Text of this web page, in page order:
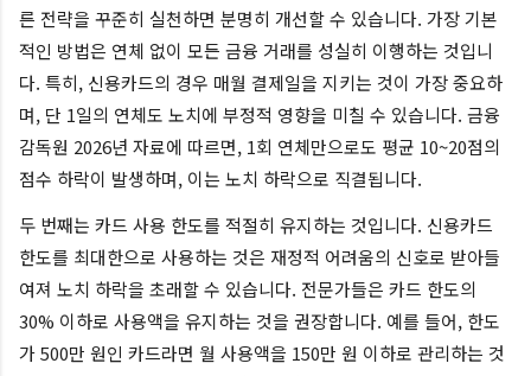
른 전략을 꾸준히 실천하면 분명히 개선할 수 있습니다. 가장 기본
적인 방법은 연체 없이 모든 금융 거래를 성실히 이행하는 것입니
다. 특히, 신용카드의 경우 매월 결제일을 지키는 것이 가장 중요하
며, 단 1일의 연체도 노치에 부정적 영향을 미칠 수 있습니다. 금융
감독원 2026년 자료에 따르면, 1회 연체만으로도 평균 10~20점의
점수 하락이 발생하며, 이는 노치 하락으로 직결됩니다.
두 번째는 카드 사용 한도를 적절히 유지하는 것입니다. 신용카드
한도를 최대한으로 사용하는 것은 재정적 어려움의 신호로 받아들
여져 노치 하락을 초래할 수 있습니다. 전문가들은 카드 한도의
30% 이하로 사용액을 유지하는 것을 권장합니다. 예를 들어, 한도
가 500만 원인 카드라면 월 사용액을 150만 원 이하로 관리하는 것